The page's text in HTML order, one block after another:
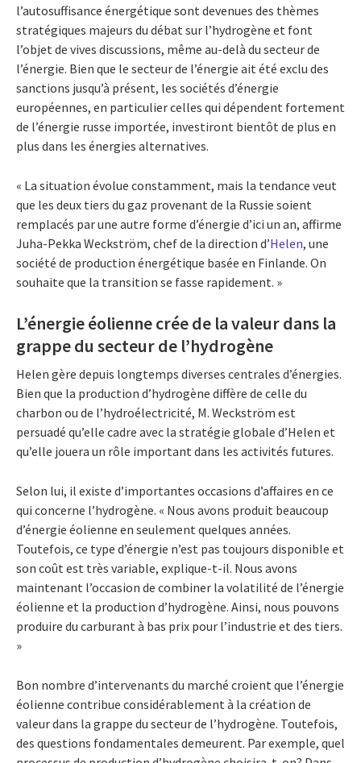
l’autosuffisance énergétique sont devenues des thèmes
stratégiques majeurs du débat sur l’hydrogène et font
l’objet de vives discussions, même au-delà du secteur de
l’énergie. Bien que le secteur de l’énergie ait été exclu des
sanctions jusqu’à présent, les sociétés d’énergie
européennes, en particulier celles qui dépendent fortement
de l’énergie russe importée, investiront bientôt de plus en
plus dans les énergies alternatives.
« La situation évolue constamment, mais la tendance veut
que les deux tiers du gaz provenant de la Russie soient
remplacés par une autre forme d’énergie d’ici un an, affirme
Juha-Pekka Weckström, chef de la direction d’Helen, une
société de production énergétique basée en Finlande. On
souhaite que la transition se fasse rapidement. »
L’énergie éolienne crée de la valeur dans la
grappe du secteur de l’hydrogène
Helen gère depuis longtemps diverses centrales d’énergies.
Bien que la production d’hydrogène diffère de celle du
charbon ou de l’hydroélectricité, M. Weckström est
persuadé qu’elle cadre avec la stratégie globale d’Helen et
qu’elle jouera un rôle important dans les activités futures.
Selon lui, il existe d’importantes occasions d’affaires en ce
qui concerne l’hydrogène. « Nous avons produit beaucoup
d’énergie éolienne en seulement quelques années.
Toutefois, ce type d’énergie n’est pas toujours disponible et
son coût est très variable, explique-t-il. Nous avons
maintenant l’occasion de combiner la volatilité de l’énergie
éolienne et la production d’hydrogène. Ainsi, nous pouvons
produire du carburant à bas prix pour l’industrie et des tiers.
»
Bon nombre d’intervenants du marché croient que l’énergie
éolienne contribue considérablement à la création de
valeur dans la grappe du secteur de l’hydrogène. Toutefois,
des questions fondamentales demeurent. Par exemple, quel